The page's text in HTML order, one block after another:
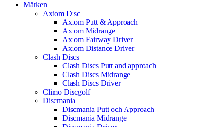
Märken
Axiom Disc
Axiom Putt & Approach
Axiom Midrange
Axiom Fairway Driver
Axiom Distance Driver
Clash Discs
Clash Discs Putt and approach
Clash Discs Midrange
Clash Discs Driver
Climo Discgolf
Discmania
Discmania Putt och Approach
Discmania Midrange